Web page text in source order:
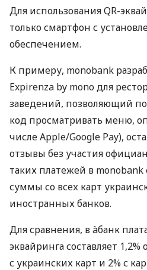
Для использования QR-
только смартфон с
обеспечением.
К примеру, monobank
Expirenza by mono для
заведений, позволяющий
код просматривать меню,
числе Apple/Google Pay),
отзывы без участия
таких платежей в monobank
суммы со всех карт
иностранных банков.
Для сравнения, в àбанк
эквайринга составляет
с украинских карт и 2% с